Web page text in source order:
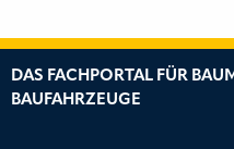
DAS FACHPORTAL FÜR
BAUFAHRZEUGE